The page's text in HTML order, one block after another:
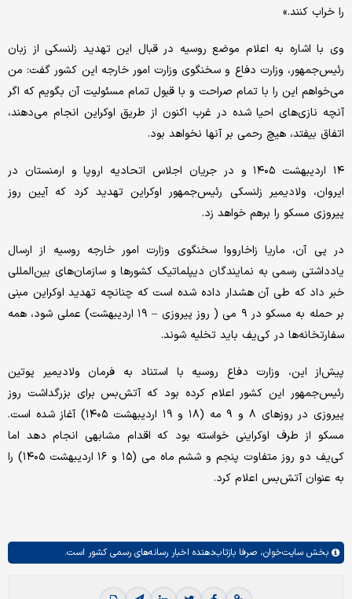
را خراب کنند.»
وی با اشاره به اعلام موضع روسیه در قبال این تهدید زلنسکی از زبان
رئیس‌جمهور، وزارت دفاع و سخنگوی وزارت امور خارجه این کشور گفت: من
می‌خواهم این را با تمام صراحت و با قبول تمام مسئولیت آن بگویم که اگر
آنچه نازی‌های احیا شده در غرب اکنون از طریق اوکراین انجام می‌دهند،
اتفاق بیفتد، هیچ رحمی بر آنها نخواهد بود.
۱۴ اردیبهشت ۱۴۰۵ و در جریان اجلاس اتحادیه اروپا و ارمنستان در
ایروان، ولادیمیر زلنسکی رئیس‌جمهور اوکراین تهدید کرد که آیین روز
پیروزی مسکو را برهم خواهد زد.
در پی آن، ماریا زاخارووا سخنگوی وزارت امور خارجه روسیه از ارسال
یادداشتی رسمی به نمایندگان دیپلماتیک کشورها و سازمان‌های بین‌المللی
خبر داد که طی آن هشدار داده شده است که چنانچه تهدید اوکراین مبنی
بر حمله به مسکو در ۹ می ( روز پیروزی – ۱۹ اردیبهشت) عملی شود، همه
سفارتخانه‌ها در کی‌یف باید تخلیه شوند.
پیش‌از این، وزارت دفاع روسیه با استناد به فرمان ولادیمیر پوتین
رئیس‌جمهور این کشور اعلام کرده بود که آتش‌بس برای بزرگداشت روز
پیروزی در روزهای ۸ و ۹ مه (۱۸ و ۱۹ اردیبهشت ۱۴۰۵) آغاز شده است.
مسکو از طرف اوکراینی خواسته بود که اقدام مشابهی انجام دهد اما
کی‌یف دو روز متفاوت پنجم و ششم ماه می (۱۵ و ۱۶ اردیبهشت ۱۴۰۵) را
به عنوان آتش‌بس اعلام کرد.
بخش سایت‌خوان، صرفا بازتاب‌دهنده اخبار رسانه‌های رسمی کشور است.